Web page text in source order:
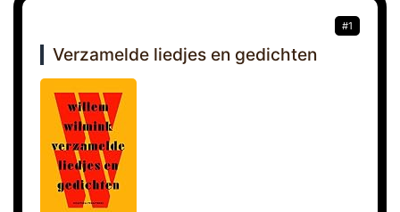
#1
Verzamelde liedjes en gedichten